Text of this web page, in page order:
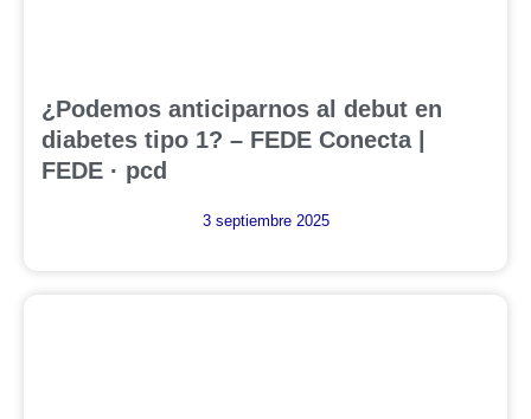
¿Podemos anticiparnos al debut en
diabetes tipo 1? – FEDE Conecta |
FEDE · pcd
3 septiembre 2025